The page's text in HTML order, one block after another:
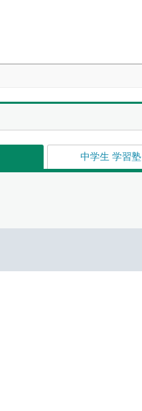
中学生 学習塾